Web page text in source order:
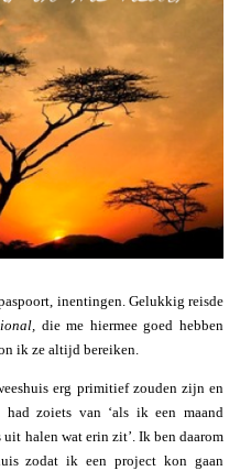
inentingen. Gelukkig reisde
die me hiermee goed hebben
ik ze altijd bereiken.
erg primitief zouden zijn en
zoiets van ‘als ik een maand
halen wat erin zit’. Ik ben daarom
zodat ik een project kon gaan